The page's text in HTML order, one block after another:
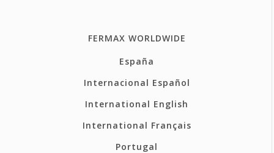
FERMAX WORLDWIDE
España
Internacional Español
International English
International Français
Portugal